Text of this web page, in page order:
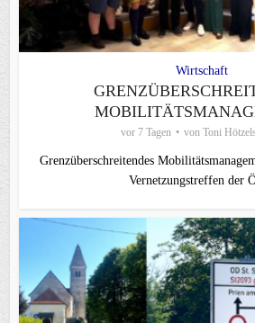
Wirtschaft
vor 7 Tagen von Toni
Grenzüberschreitendes
Vernetzungstreffen der